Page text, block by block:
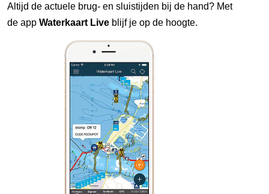
Altijd de actuele brug- en sluistijden bij de hand? Met
de app Waterkaart Live blijf je op de hoogte.